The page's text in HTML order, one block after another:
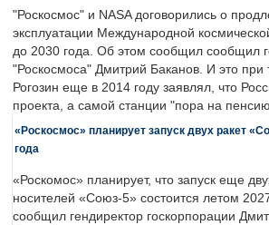
"Роскосмос" и NASA договорились о
эксплуатации Международной
до 2030 года. Об этом сообщил сообщил
"Роскосмоса" Дмитрий Баканов. И это при
Рогозин еще в 2014 году заявлял, что
проекта, а самой станции "пора на
«Роскосмос» планирует запуск двух ракет
года
«Роскомос» планирует, что запуск еще
носителей «Союз-5» состоится летом
сообщил гендиректор госкорпорации